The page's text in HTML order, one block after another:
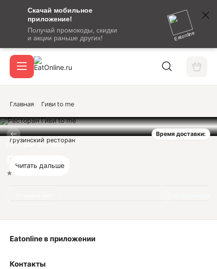
Скачай мобильное
приложение!
Получай промокоды, скидки
и акции раньше других!
Eatonline
сообщение
кодом
подтверждения
Вход / регистрация
Акции
Главная Гиви to me
Время доставки:
Ресторан-Доставка
Гиви to me
грузинский ресторан
Читать дальше
Контакты
Eatonline в приложении